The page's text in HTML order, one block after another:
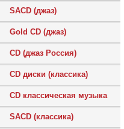
SACD (джаз)
Gold CD (джаз)
CD (джаз Россия)
CD диски (классика)
CD классическая музыка
SACD (классика)